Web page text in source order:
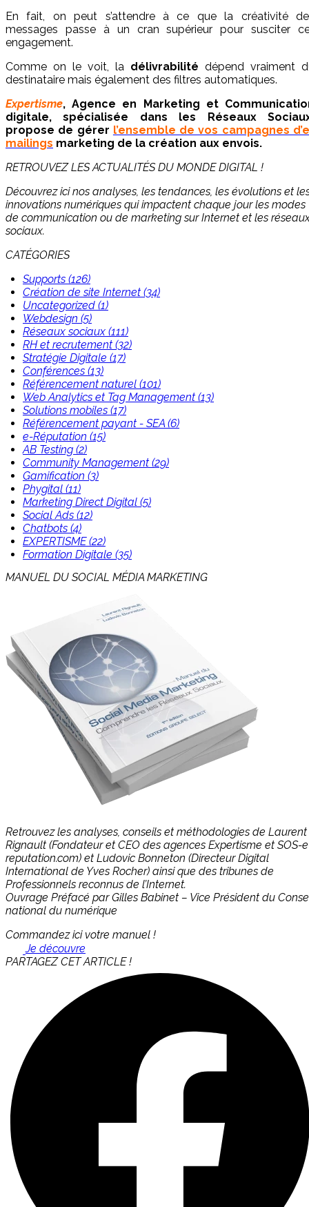
En fait, on peut s’attendre à ce que la créativité
messages passe à un cran supérieur pour susciter
engagement.
Comme on le voit, la délivrabilité dépend vraiment
destinataire mais également des filtres automatiques.
Expertisme, Agence en Marketing et
digitale, spécialisée dans les Réseaux
propose de gérer l’ensemble de vos campagnes
mailings marketing de la création aux envois.
RETROUVEZ LES ACTUALITÉS DU MONDE DIGITAL !
Découvrez ici nos analyses, les tendances, les évolutions et
innovations numériques qui impactent chaque jour les modes
de communication ou de marketing sur Internet et les
sociaux.
CATÉGORIES
Supports (126)
Création de site Internet (34)
Uncategorized (1)
Webdesign (5)
Réseaux sociaux (111)
RH et recrutement (32)
Stratégie Digitale (17)
Conférences (13)
Référencement naturel (101)
Web Analytics et Tag Management (13)
Solutions mobiles (17)
Référencement payant - SEA (6)
e-Réputation (15)
AB Testing (2)
Community Management (29)
Gamification (3)
Phygital (11)
Marketing Direct Digital (5)
Social Ads (12)
Chatbots (4)
EXPERTISME (22)
Formation Digitale (35)
MANUEL DU SOCIAL MÉDIA MARKETING
Retrouvez les analyses, conseils et méthodologies de Laurent
Rignault (Fondateur et CEO des agences Expertisme et SOS-
reputation.com) et Ludovic Bonneton (Directeur Digital
International de Yves Rocher) ainsi que des tribunes de
Professionnels reconnus de l’Internet.
Ouvrage Préfacé par Gilles Babinet – Vice Président du
national du numérique
Commandez ici votre manuel !
Je découvre
PARTAGEZ CET ARTICLE !